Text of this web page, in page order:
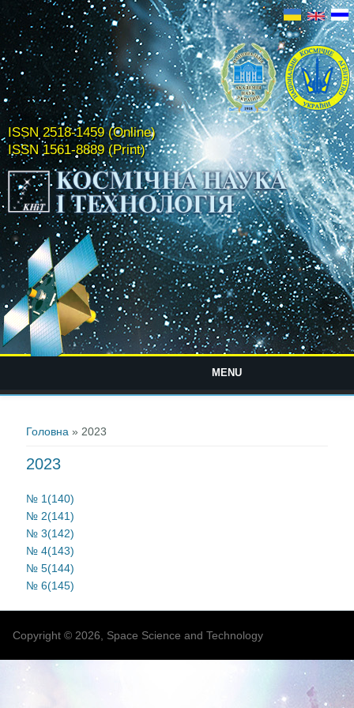
ISSN 2518-1459 (Online)
ISSN 1561-8889 (Print)
MENU
Головна » 2023
2023
№ 1(140)
№ 2(141)
№ 3(142)
№ 4(143)
№ 5(144)
№ 6(145)
Copyright © 2026, Space Science and Technology